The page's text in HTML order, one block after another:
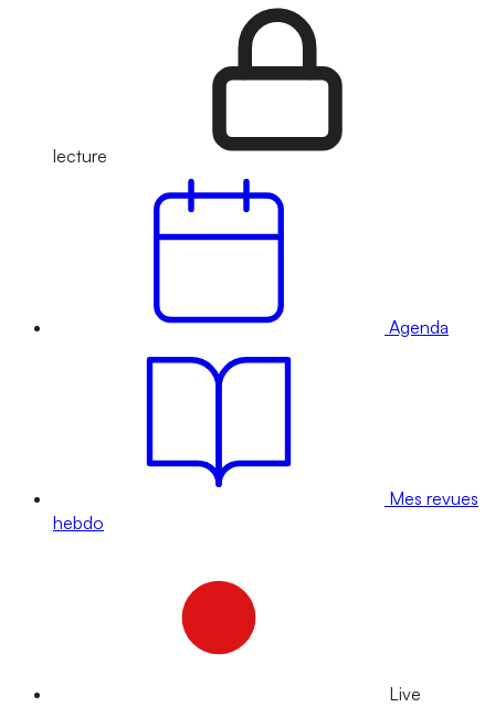
lecture
Agenda
Mes revues
hebdo
Live